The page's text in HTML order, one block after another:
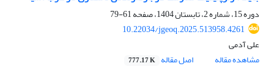
دوره 15، شماره 2، تابستان 1404، صفحه
61-79
10.22034/jgeoq.2025.513958.4261
علی آدمی
مشاهده مقاله
اصل مقاله 777.17 K